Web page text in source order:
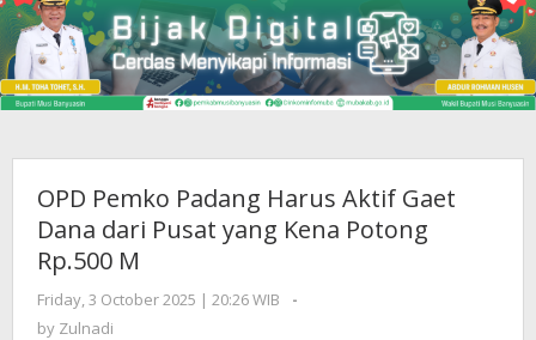
OPD Pemko Padang Harus Aktif Gaet
Dana dari Pusat yang Kena Potong
Rp.500 M
Friday, 3 October 2025 | 20:26 WIB
by
-
by Zulnadi